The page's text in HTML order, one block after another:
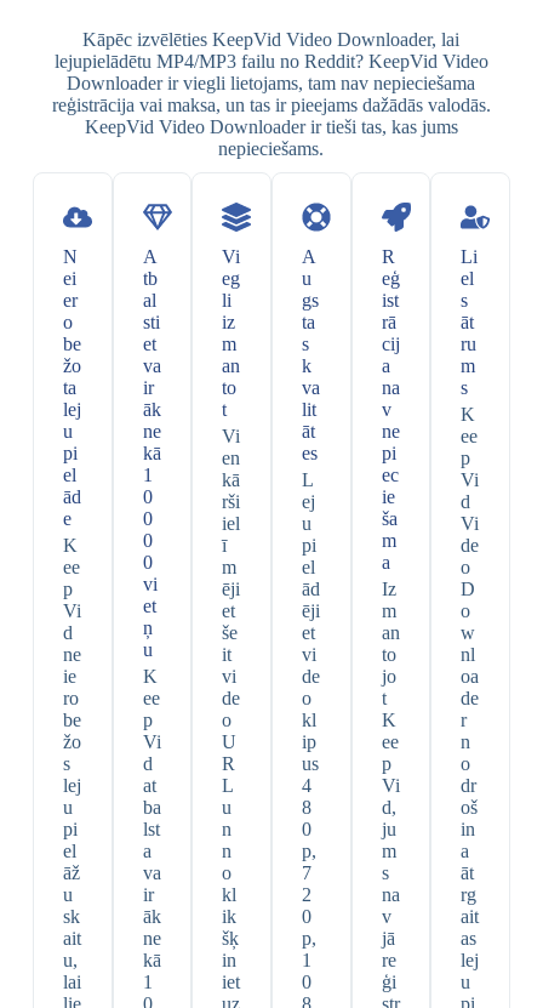
Kāpēc izvēlēties KeepVid Video Downloader, lai
lejupielādētu MP4/MP3 failu no Reddit? KeepVid Video
Downloader ir viegli lietojams, tam nav nepieciešama
reģistrācija vai maksa, un tas ir pieejams dažādās valodās.
KeepVid Video Downloader ir tieši tas, kas jums
nepieciešams.
N
ei
er
o
be
žo
ta
lej
u
pi
el
ād
e
K
ee
p
Vi
d
ne
ie
ro
be
žo
s
lej
u
pi
el
āž
u
sk
ait
u,
lai
lie
A
tb
al
sti
et
va
ir
āk
ne
kā
1
0
0
0
0
vi
et
ņ
u
K
ee
p
Vi
d
at
ba
lst
a
va
ir
āk
ne
kā
1
0
Vi
eg
li
iz
m
an
to
t
Vi
en
kā
rši
iel
ī
m
ēji
et
še
it
vi
de
o
U
R
L
u
n
n
o
kl
ik
šķ
in
iet
uz
A
u
gs
ta
s
k
va
lit
āt
es
L
ej
u
pi
el
ād
ēji
et
vi
de
o
kl
ip
us
4
8
0
p,
7
2
0
p,
1
0
8
R
eģ
ist
rā
cij
a
na
v
ne
pi
ec
ie
ša
m
a
Iz
m
an
to
jo
t
K
ee
p
Vi
d,
ju
m
s
na
v
jā
re
ģi
str
Li
el
s
āt
ru
m
s
K
ee
p
Vi
d
Vi
de
o
D
o
w
nl
oa
de
r
n
o
dr
oš
in
a
āt
rg
ait
as
lej
u
pi